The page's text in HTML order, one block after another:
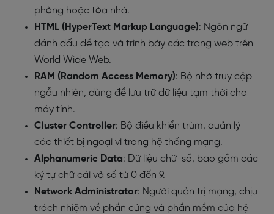
phòng hoặc tòa nhà.
HTML (HyperText Markup Language): Ngôn ngữ
đánh dấu để tạo và trình bày các trang web trên
World Wide Web.
RAM (Random Access Memory): Bộ nhớ truy cập
ngẫu nhiên, dùng để lưu trữ dữ liệu tạm thời cho
máy tính.
Cluster Controller: Bộ điều khiển trùm, quản lý
các thiết bị ngoại vi trong hệ thống mạng.
Alphanumeric Data: Dữ liệu chữ-số, bao gồm các
ký tự chữ cái và số từ 0 đến 9.
Network Administrator: Người quản trị mạng, chịu
trách nhiệm về phần cứng và phần mềm của hệ